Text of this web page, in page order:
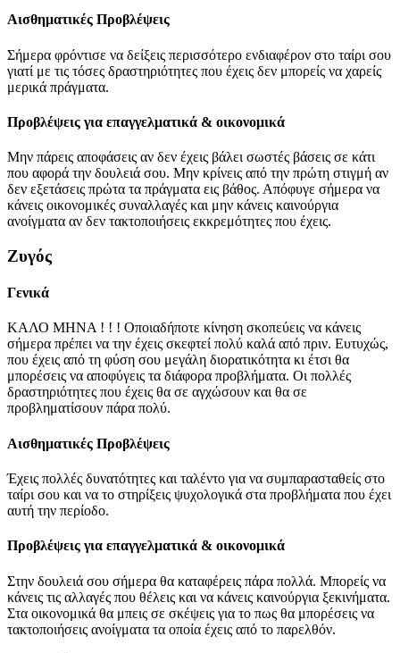
Αισθηματικές Προβλέψεις
Σήμερα φρόντισε να δείξεις περισσότερο ενδιαφέρον στο ταίρι σου
γιατί με τις τόσες δραστηριότητες που έχεις δεν μπορείς να χαρείς
μερικά πράγματα.
Προβλέψεις για επαγγελματικά & οικονομικά
Μην πάρεις αποφάσεις αν δεν έχεις βάλει σωστές βάσεις σε κάτι
που αφορά την δουλειά σου. Μην κρίνεις από την πρώτη στιγμή αν
δεν εξετάσεις πρώτα τα πράγματα εις βάθος. Απόφυγε σήμερα να
κάνεις οικονομικές συναλλαγές και μην κάνεις καινούργια
ανοίγματα αν δεν τακτοποιήσεις εκκρεμότητες που έχεις.
Ζυγός
Γενικά
ΚΑΛΟ ΜΗΝΑ ! ! ! Οποιαδήποτε κίνηση σκοπεύεις να κάνεις
σήμερα πρέπει να την έχεις σκεφτεί πολύ καλά από πριν. Ευτυχώς,
που έχεις από τη φύση σου μεγάλη διορατικότητα κι έτσι θα
μπορέσεις να αποφύγεις τα διάφορα προβλήματα. Οι πολλές
δραστηριότητες που έχεις θα σε αγχώσουν και θα σε
προβληματίσουν πάρα πολύ.
Αισθηματικές Προβλέψεις
Έχεις πολλές δυνατότητες και ταλέντο για να συμπαρασταθείς στο
ταίρι σου και να το στηρίξεις ψυχολογικά στα προβλήματα που έχει
αυτή την περίοδο.
Προβλέψεις για επαγγελματικά & οικονομικά
Στην δουλειά σου σήμερα θα καταφέρεις πάρα πολλά. Μπορείς να
κάνεις τις αλλαγές που θέλεις και να κάνεις καινούργια ξεκινήματα.
Στα οικονομικά θα μπεις σε σκέψεις για το πως θα μπορέσεις να
τακτοποιήσεις ανοίγματα τα οποία έχεις από το παρελθόν.